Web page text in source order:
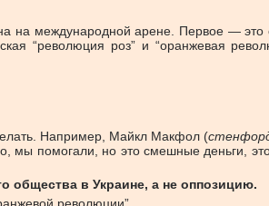
на международной арене. Первое —
“революция роз” и “оранжевая
Например, Майкл Макфол (
мы помогали, но это смешные деньги,
общества в Украине, а не оппозицию.